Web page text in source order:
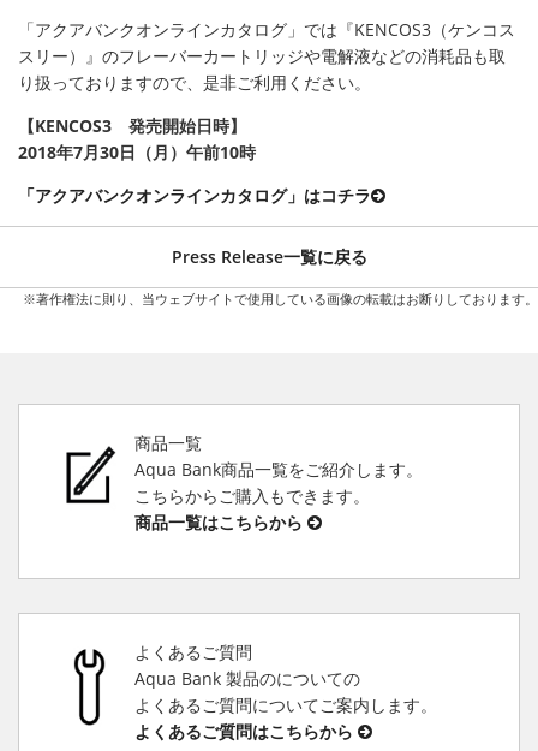
環境事業
会社概要
「アクアバンクオンラインカタログ」では『KENCOS3（ケンコス
スリー）』のフレーバーカートリッジや電解液などの消耗品も取
り扱っておりますので、是非ご利用ください。
【KENCOS3 発売開始日時】
2018年7月30日（月）午前10時
「アクアバンクオンラインカタログ」はコチラ
Press Release一覧に戻る
※著作権法に則り、当ウェブサイトで使用している画像の転載はお断りしております。
商品一覧
Aqua Bank商品一覧をご紹介します。
こちらからご購入もできます。
商品一覧はこちらから
よくあるご質問
Aqua Bank 製品のについての
よくあるご質問についてご案内します。
よくあるご質問はこちらから